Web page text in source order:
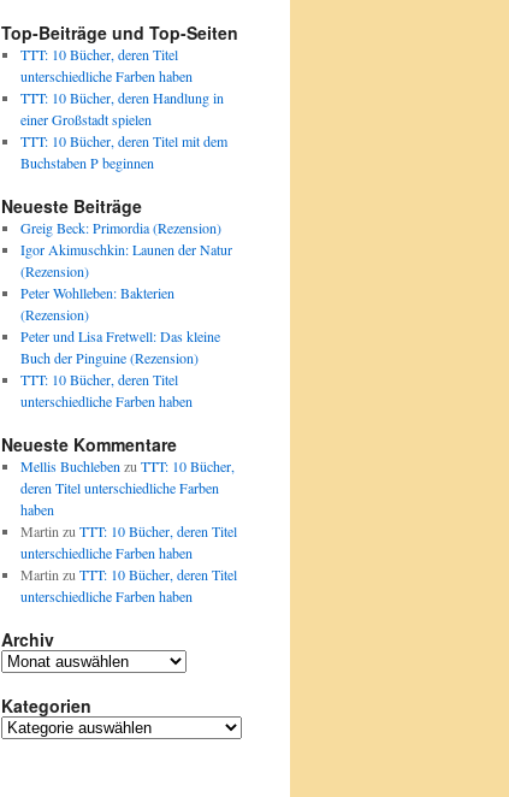
Top-Beiträge und Top-Seiten
TTT: 10 Bücher, deren Titel
unterschiedliche Farben haben
TTT: 10 Bücher, deren Handlung in
einer Großstadt spielen
TTT: 10 Bücher, deren Titel mit dem
Buchstaben P beginnen
Neueste Beiträge
Greig Beck: Primordia (Rezension)
Igor Akimuschkin: Launen der Natur
(Rezension)
Peter Wohlleben: Bakterien
(Rezension)
Peter und Lisa Fretwell: Das kleine
Buch der Pinguine (Rezension)
TTT: 10 Bücher, deren Titel
unterschiedliche Farben haben
Neueste Kommentare
Mellis Buchleben zu TTT: 10 Bücher,
deren Titel unterschiedliche Farben
haben
Martin zu TTT: 10 Bücher, deren Titel
unterschiedliche Farben haben
Martin zu TTT: 10 Bücher, deren Titel
unterschiedliche Farben haben
Archiv
A
cKategorien
K